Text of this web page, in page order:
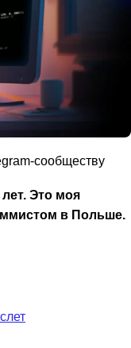
сообществу
Это моя
в Польше.